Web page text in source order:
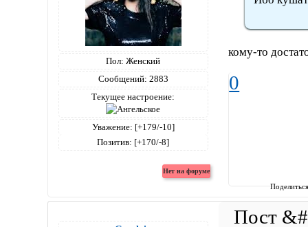
Пол: Женский
Сообщений: 2883
Текущее настроение:
Уважение: [+179/-10]
Позитив: [+170/-8]
кому-то
0